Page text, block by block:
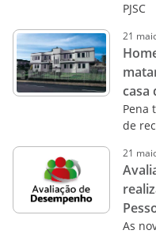
PJSC
21
casa
Pena
de
21
As